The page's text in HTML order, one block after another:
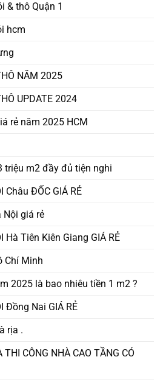
& thô Quận 1
hcm
NĂM 2025
UPDATE 2024
rẻ năm 2025 HCM
triệu m2 đầy đủ tiện nghi
Châu ĐỐC GIÁ RẺ
Nội giá rẻ
Hà Tiên Kiên Giang GIÁ RẺ
Chí Minh
2025 là bao nhiêu tiền 1 m2 ?
Đồng Nai GIÁ RẺ
rịa .
THI CÔNG NHÀ CAO TẦNG CÓ